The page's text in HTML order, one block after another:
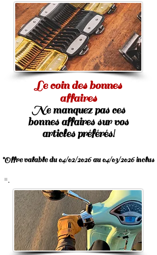
Le coin des bonnes
affaires
Ne manquez pas ces
bonnes affaires sur vos
articles préférés!
*Offre valable du 04/02/2026 au 04/03/2026 inclus